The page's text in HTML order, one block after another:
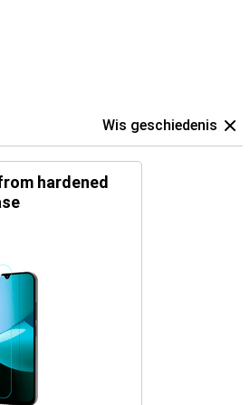
Wis geschiedenis
hardened